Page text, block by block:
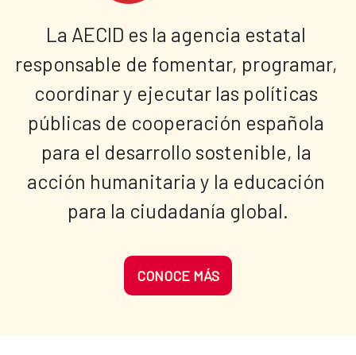
La AECID es la agencia estatal
responsable de fomentar, programar,
coordinar y ejecutar las políticas
públicas de cooperación española
para el desarrollo sostenible, la
acción humanitaria y la educación
para la ciudadanía global.
CONOCE MÁS